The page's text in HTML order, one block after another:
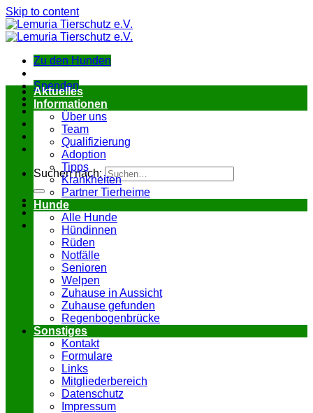
Skip to content
Zu den Hunden
Spenden
Suchen nach:
Aktuelles
Informationen
Über uns
Team
Qualifizierung
Adoption
Tipps
Krankheiten
Partner Tierheime
Hunde
Alle Hunde
Hündinnen
Rüden
Notfälle
Senioren
Welpen
Zuhause in Aussicht
Zuhause gefunden
Regenbogenbrücke
Sonstiges
Kontakt
Formulare
Links
Mitgliederbereich
Datenschutz
Impressum